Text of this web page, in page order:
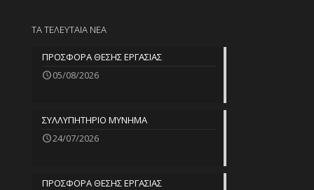
ΤΑ ΤΕΛΕΥΤΑΙΑ ΝΕΑ
ΠΡΟΣΦΟΡΑ ΘΕΣΗΣ ΕΡΓΑΣΙΑΣ
05/08/2026
ΣΥΛΛΥΠΗΤΗΡΙΟ ΜΥΝΗΜΑ
24/07/2026
ΠΡΟΣΦΟΡΑ ΘΕΣΗΣ ΕΡΓΑΣΙΑΣ